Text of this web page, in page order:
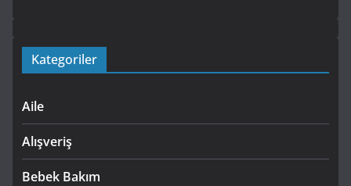
Kategoriler
Aile
Alışveriş
Bebek Bakım